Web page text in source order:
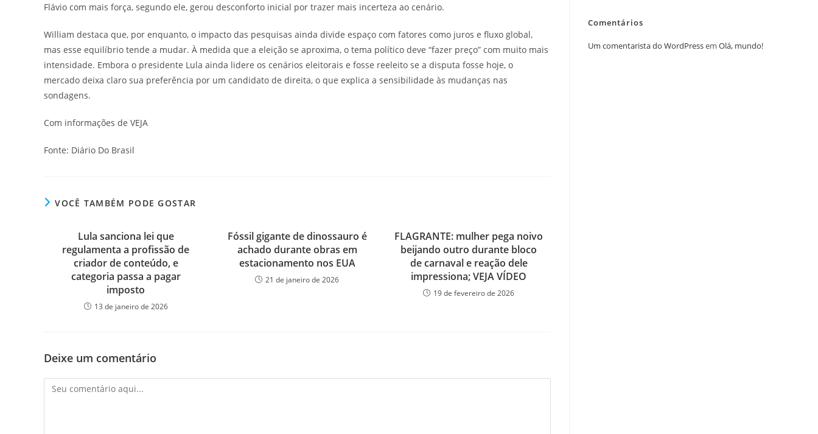
Flávio com mais força, segundo ele, gerou desconforto inicial por trazer mais incerteza ao cenário.
William destaca que, por enquanto, o impacto das pesquisas ainda divide espaço com fatores como juros e fluxo global,
mas esse equilíbrio tende a mudar. À medida que a eleição se aproxima, o tema político deve “fazer preço” com muito mais
intensidade. Embora o presidente Lula ainda lidere os cenários eleitorais e fosse reeleito se a disputa fosse hoje, o
mercado deixa claro sua preferência por um candidato de direita, o que explica a sensibilidade às mudanças nas
sondagens.
Com informações de VEJA
Fonte: Diário Do Brasil
VOCÊ TAMBÉM PODE GOSTAR
Lula sanciona lei que
regulamenta a profissão de
criador de conteúdo, e
categoria passa a pagar
imposto
13 de janeiro de 2026
Fóssil gigante de dinossauro é
achado durante obras em
estacionamento nos EUA
21 de janeiro de 2026
FLAGRANTE: mulher pega noivo
beijando outro durante bloco
de carnaval e reação dele
impressiona; VEJA VÍDEO
19 de fevereiro de 2026
Deixe um comentário
Comentário
Comentários
Um comentarista do WordPressem Olá, mundo!